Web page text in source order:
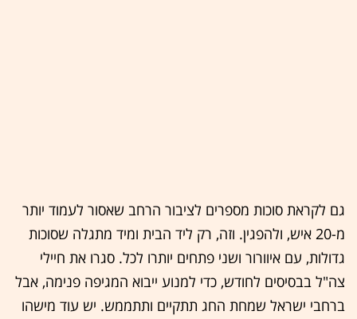
גם לקראת סוכות מספרים לציבור הרחב שאסור לעמוד יותר
מ-20 איש, ולהפגין. וזה, רק ליד הבית ומיד מתגלה שסוכות
גדולות, עם איוורור ושני פתחים יותרו לכל. סגרו את חיילי
צה"ל בבסיסים לחודש, כדי למנוע ייבוא המגיפה פנימה, אבל
ברחבי ישראל שמחת החג תתקיים ותתממש. יש עוד מישהו